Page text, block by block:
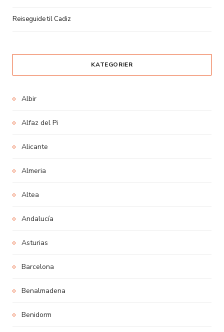
Reiseguide til Cadiz
KATEGORIER
Albir
Alfaz del Pi
Alicante
Almeria
Altea
Andalucía
Asturias
Barcelona
Benalmadena
Benidorm